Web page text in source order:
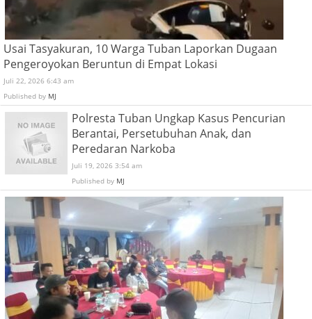
Usai Tasyakuran, 10 Warga Tuban Laporkan Dugaan
Pengeroyokan Beruntun di Empat Lokasi
Juli 22, 2026 6:43 am
Published by MJ
Polresta Tuban Ungkap Kasus Pencurian
Berantai, Persetubuhan Anak, dan
Peredaran Narkoba
Juli 19, 2026 3:54 am
Published by MJ